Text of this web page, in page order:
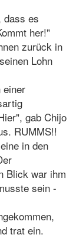
dass es
her!"
zurück in
Lohn
einer
gab Chijo
RUMMS!!
in den
Blick war ihm
sein -
trat ein.